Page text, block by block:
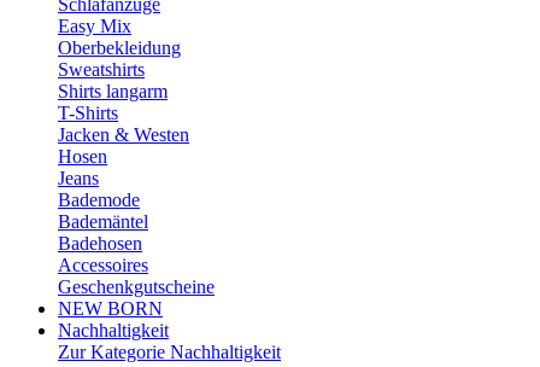
Schlafanzüge
Easy Mix
Oberbekleidung
Sweatshirts
Shirts langarm
T-Shirts
Jacken & Westen
Hosen
Jeans
Bademode
Bademäntel
Badehosen
Accessoires
Geschenkgutscheine
NEW BORN
Nachhaltigkeit
Zur Kategorie Nachhaltigkeit